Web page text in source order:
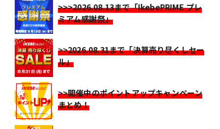
>>>2026.08.13まで「IkebePRIME プレ
ミアム感謝祭」
>>2026.08.31まで「決算売り尽くしセー
ル」
>>開催中のポイントアップキャンペーン
まとめ！